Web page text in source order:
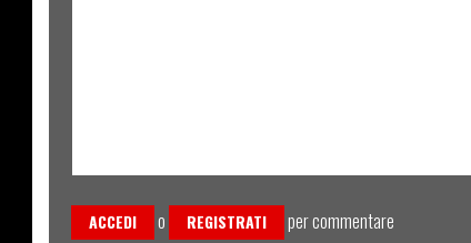
ACCEDI o REGISTRATI per commentare